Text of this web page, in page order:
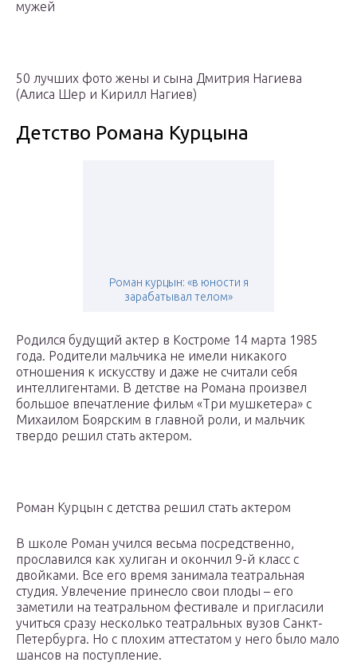
мужей
50 лучших фото жены и сына Дмитрия Нагиева
(Алиса Шер и Кирилл Нагиев)
Детство Романа Курцына
Роман курцын: «в юности я
зарабатывал телом»
Родился будущий актер в Костроме 14 марта 1985
года. Родители мальчика не имели никакого
отношения к искусству и даже не считали себя
интеллигентами. В детстве на Романа произвел
большое впечатление фильм «Три мушкетера» с
Михаилом Боярским в главной роли, и мальчик
твердо решил стать актером.
Роман Курцын с детства решил стать актером
В школе Роман учился весьма посредственно,
прославился как хулиган и окончил 9-й класс с
двойками. Все его время занимала театральная
студия. Увлечение принесло свои плоды – его
заметили на театральном фестивале и пригласили
учиться сразу несколько театральных вузов Санкт-
Петербурга. Но с плохим аттестатом у него было мало
шансов на поступление.